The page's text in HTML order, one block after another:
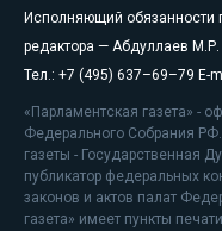
Исполняющий обязанности
редактора — Абдуллаев М.Р.
Тел.: +7 (495) 637–69–79 E-
«Парламентская газета» -
Федерального Собрания
газеты - Государственная
публикатор федеральных
законов и актов палат
газета» имеет пункты